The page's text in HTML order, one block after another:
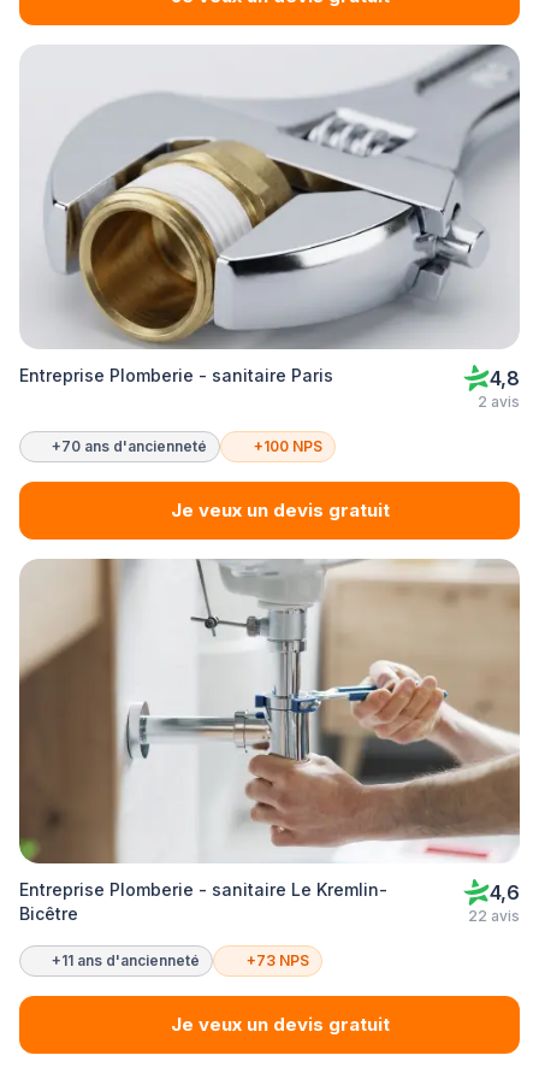
Entreprise Plomberie - sanitaire Paris 4,8
2 avis
+70 ans d'ancienneté +100 NPS
Je veux un devis gratuit
Entreprise Plomberie - sanitaire Le Kremlin-
Bicêtre
4,6
22 avis
+11 ans d'ancienneté +73 NPS
Je veux un devis gratuit